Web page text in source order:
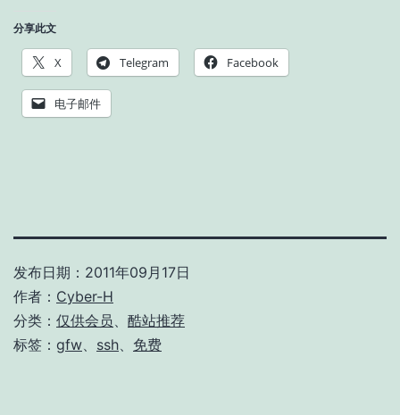
分享此文
X Telegram Facebook
电子邮件
发布日期： 2011年09月17日
作者： Cyber-H
分类： 仅供会员
酷站推荐
标签： gfw ssh 免费